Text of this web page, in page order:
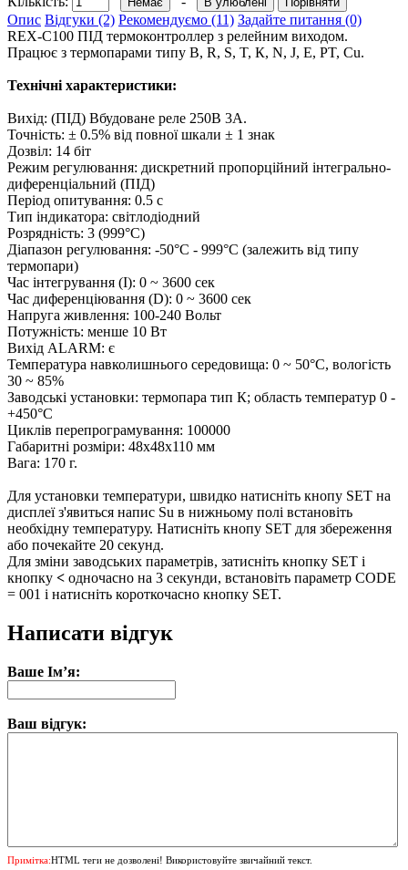
Опис Відгуки (2) Рекомендуємо (11) Задайте питання (0)
REX-C100 ПІД термоконтроллер з релейним виходом.
Працює з термопарами типу B, R, S, T, К, N, J, E, PT, Cu.
Технічні характеристики:
Вихід: (ПІД) Вбудоване реле 250В 3А.
Точність: ± 0.5% від повної шкали ± 1 знак
Дозвіл: 14 біт
Режим регулювання: дискретний пропорційний інтегрально-
диференціальний (ПІД)
Період опитування: 0.5 с
Тип індикатора: світлодіодний
Розрядність: 3 (999°C)
Діапазон регулювання: -50°C - 999°C (залежить від типу
термопари)
Час інтегрування (I): 0 ~ 3600 сек
Час диференціювання (D): 0 ~ 3600 сек
Напруга живлення: 100-240 Вольт
Потужність: менше 10 Вт
Вихід ALARM: є
Температура навколишнього середовища: 0 ~ 50°C, вологість
30 ~ 85%
Заводські установки: термопара тип К; область температур 0 -
+450°C
Циклів перепрограмування: 100000
Габаритні розміри: 48х48х110 мм
Вага: 170 г.
Для установки температури, швидко натисніть кнопу SET на
дисплеї з'явиться напис Su в нижньому полі встановіть
необхідну температуру. Натисніть кнопу SET для збереження
або почекайте 20 секунд.
Для зміни заводських параметрів, затисніть кнопку SET і
кнопку < одночасно на 3 секунди, встановіть параметр CODE
= 001 і натисніть короткочасно кнопку SET.
Написати відгук
Ваше Ім’я:
Ваш відгук:
Примітка:HTML теги не дозволені! Використовуйте звичайний текст.